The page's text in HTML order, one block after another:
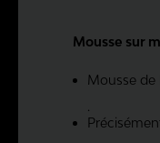
Mousse sur
Mousse de